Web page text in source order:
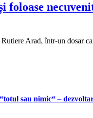
Arad, într-un dosar
sau nimic“ –